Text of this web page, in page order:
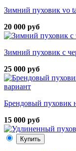
Зимний пуховик vo
20 000 руб
Зимний пуховик с
25 000 руб
вариант
Брендовый пуховик
15 000 руб
Купить